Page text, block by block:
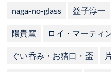
naga-no-glass 益子淳一
陽貴窯 ロイ・マーティ
ぐい呑み・お猪口・盃